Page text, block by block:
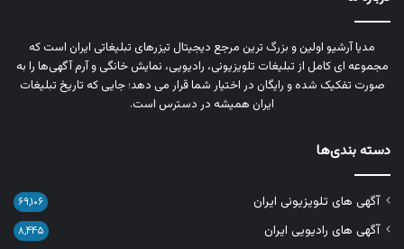
مدیا آرشیو اولین و بزرگ‌ ترین مرجع دیجیتال تیزرهای تبلیغاتی ایران است که
مجموعه‌ ای کامل از تبلیغات تلویزیونی، رادیویی، نمایش خانگی و آرم‌ آگهی‌ها را به‌
صورت تفکیک‌ شده و رایگان در اختیار شما قرار می‌ دهد؛ جایی که تاریخ تبلیغات
ایران همیشه در دسترس است.
دسته بندی‌ها
آگهی های تلویزیونی ایران ۶۹,۱۰۶
آگهی های رادیویی ایران ۸,۴۴۵